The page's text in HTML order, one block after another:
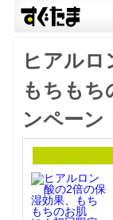
ヒアルロ
もちもち
ンペーン